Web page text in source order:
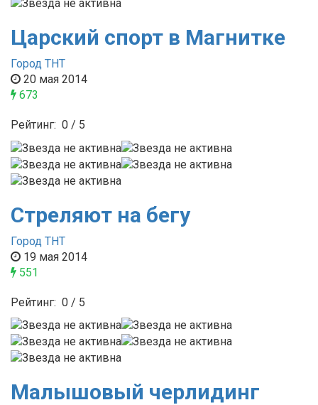
Царский спорт в Магнитке
Город ТНТ
20 мая 2014
673
Рейтинг: 0 / 5
Стреляют на бегу
Город ТНТ
19 мая 2014
551
Рейтинг: 0 / 5
Малышовый черлидинг